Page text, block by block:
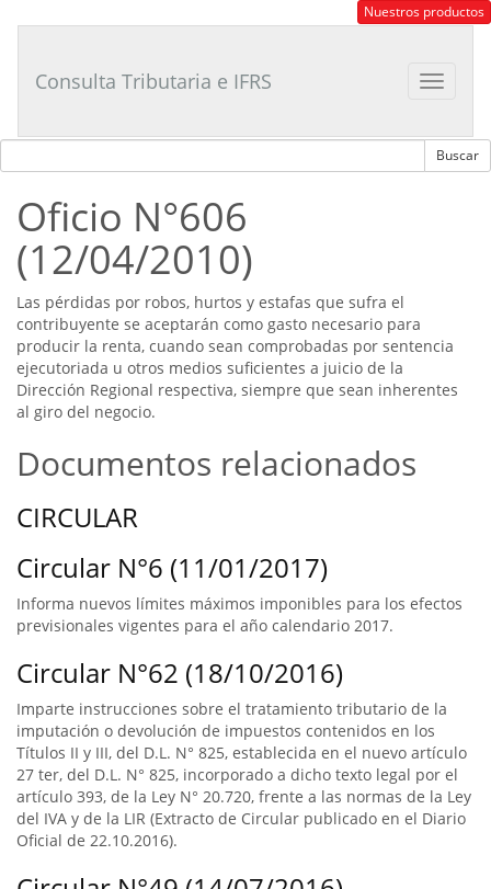
Tributario
Nuestros productos
Toggle
Consulta Tributaria e IFRS
Oficio N°606
(12/04/2010)
Las pérdidas por robos, hurtos y estafas que sufra el
contribuyente se aceptarán como gasto necesario para
producir la renta, cuando sean comprobadas por sentencia
ejecutoriada u otros medios suficientes a juicio de la
Dirección Regional respectiva, siempre que sean inherentes
al giro del negocio.
Documentos relacionados
CIRCULAR
Circular N°6 (11/01/2017)
Informa nuevos límites máximos imponibles para los efectos
previsionales vigentes para el año calendario 2017.
Circular N°62 (18/10/2016)
Imparte instrucciones sobre el tratamiento tributario de la
imputación o devolución de impuestos contenidos en los
Títulos II y III, del D.L. N° 825, establecida en el nuevo artículo
27 ter, del D.L. N° 825, incorporado a dicho texto legal por el
artículo 393, de la Ley N° 20.720, frente a las normas de la Ley
del IVA y de la LIR (Extracto de Circular publicado en el Diario
Oficial de 22.10.2016).